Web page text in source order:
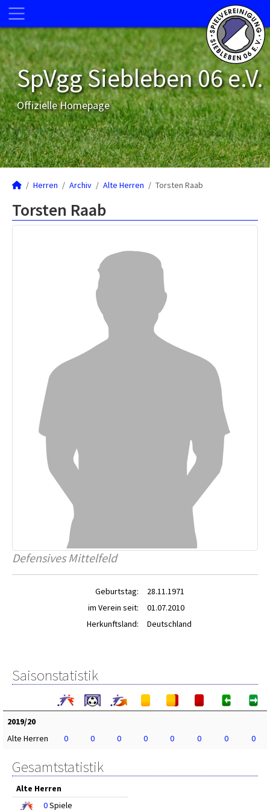
SpVgg Siebleben 06 e.V.
Offizielle Homepage
Herren Archiv Alte Herren Torsten Raab
Torsten Raab
Defensives Mittelfeld
Geburtstag:
28.11.1971
im Verein seit:
01.07.2010
Herkunftsland:
Deutschland
Saisonstatistik
2019/20
Alte Herren
0 0 0 0 0 0 0 0
Gesamtstatistik
Alte Herren
0Spiele